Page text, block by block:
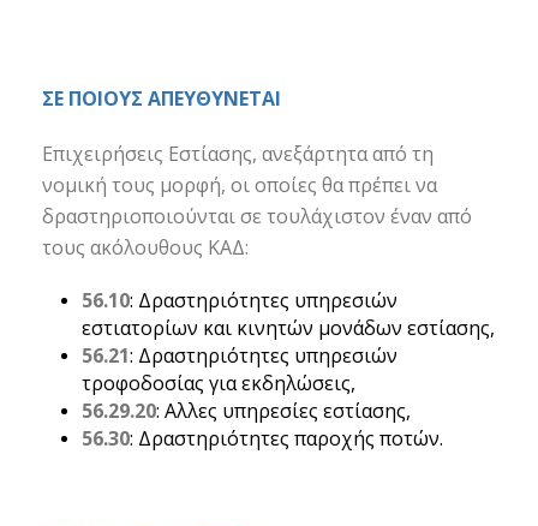
ΣΕ ΠΟΙΟΥΣ ΑΠΕΥΘΥΝΕΤΑΙ
Επιχειρήσεις Εστίασης, ανεξάρτητα από τη
νομική τους μορφή, οι οποίες θα πρέπει να
δραστηριοποιούνται σε τουλάχιστον έναν από
τους ακόλουθους ΚΑΔ:
56.10: Δραστηριότητες υπηρεσιών
εστιατορίων και κινητών μονάδων εστίασης,
56.21: Δραστηριότητες υπηρεσιών
τροφοδοσίας για εκδηλώσεις,
56.29.20: Αλλες υπηρεσίες εστίασης,
56.30: Δραστηριότητες παροχής ποτών.